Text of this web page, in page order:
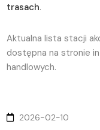
trasach.
Aktualna lista stacji
dostępna na stronie
handlowych.
2026-02-10